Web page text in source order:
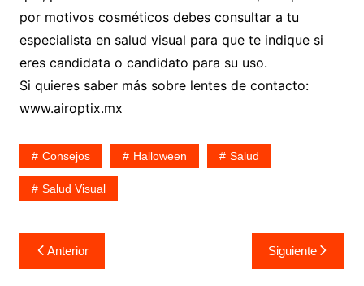
por motivos cosméticos debes consultar a tu
especialista en salud visual para que te indique si
eres candidata o candidato para su uso.
Si quieres saber más sobre lentes de contacto:
www.airoptix.mx
Consejos Halloween Salud
Salud Visual
Navegación
de
Anterior Siguiente